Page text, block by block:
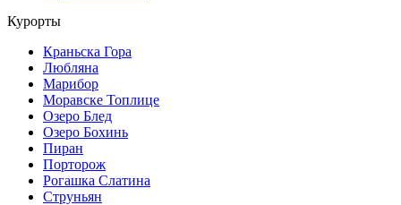
Курорты
Краньска Гора
Любляна
Марибор
Моравске Топлице
Озеро Блед
Озеро Бохинь
Пиран
Порторож
Рогашка Слатина
Струньян